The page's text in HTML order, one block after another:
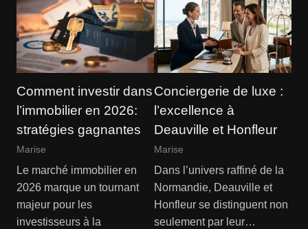
Comment investir dans
l’immobilier en 2026:
stratégies gagnantes
Marise
Le marché immobilier en
2026 marque un tournant
majeur pour les
investisseurs à la
Conciergerie de luxe :
l’excellence à
Deauville et Honfleur
Marise
Dans l’univers raffiné de la
Normandie, Deauville et
Honfleur se distinguent non
seulement par leur…